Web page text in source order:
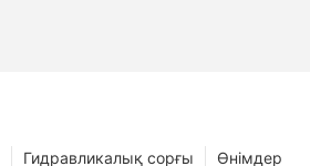
Өнімдер
Гидравликалық сорғы